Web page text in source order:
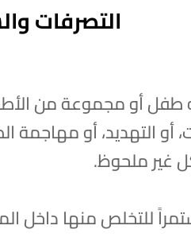
التصرفات
طفل أو مجموعة من
أو التهديد، أو
غير ملحوظ.
للتخلص منها داخل